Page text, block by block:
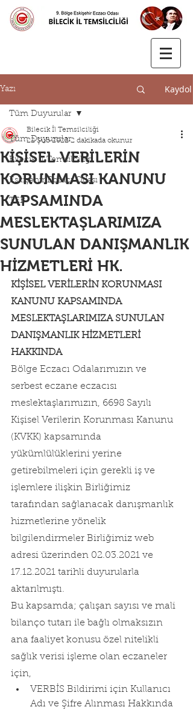
Yazı Kaydol
Tüm Duyurular
Bilecik İl Temsilciliği
Eskişehir Eczacı Odası
TEB
Tüm Duyurular
KİŞİSEL VERİLERİN
KORUNMASI KANUNU
KAPSAMINDA
MESLEKTAŞLARIMIZA
SUNULAN DANIŞMANLIK
HİZMETLERİ HK.
Bilecik İl Temsilciliği
22 Şub 2022 2 dakikada okunur
KİŞİSEL VERİLERİN KORUNMASI
KANUNU KAPSAMINDA
MESLEKTAŞLARIMIZA SUNULAN
DANIŞMANLIK HİZMETLERİ
HAKKINDA
Bölge Eczacı Odalarımızın ve
serbest eczane eczacısı
meslektaşlarımızın, 6698 Sayılı
Kişisel Verilerin Korunması Kanunu
(KVKK) kapsamında
yükümlülüklerini yerine
getirebilmeleri için gerekli iş ve
işlemlere ilişkin Birliğimiz
tarafından sağlanacak danışmanlık
hizmetlerine yönelik
bilgilendirmeler Birliğimiz web
adresi üzerinden 02.03.2021 ve
17.12.2021 tarihli duyurularla
aktarılmıştı.
Bu kapsamda; çalışan sayısı ve mali
bilanço tutarı ile bağlı olmaksızın
ana faaliyet konusu özel nitelikli
sağlık verisi işleme olan eczaneler
için,
VERBİS Bildirimi için Kullanıcı
Adı ve Şifre Alınması Hakkında